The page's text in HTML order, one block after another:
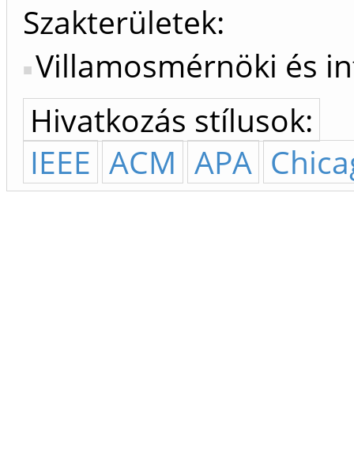
Szakterületek:
Villamosmérnöki és
Hivatkozás stílusok:
IEEE ACM APA